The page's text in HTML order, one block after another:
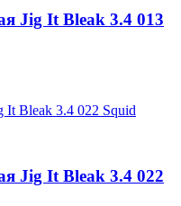
Jig It Bleak 3.4 013
Jig It Bleak 3.4 022